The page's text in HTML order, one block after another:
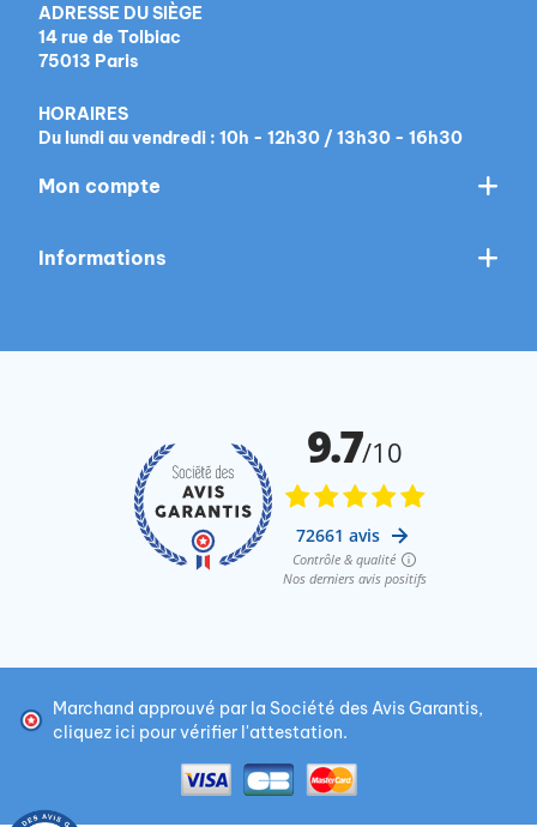
ADRESSE DU SIÈGE
14 rue de Tolbiac
75013 Paris
HORAIRES
Du lundi au vendredi : 10h - 12h30 / 13h30 - 16h30
Mon compte
Informations
Marchand approuvé par la Société des Avis Garantis,
cliquez ici pour vérifier l'attestation.